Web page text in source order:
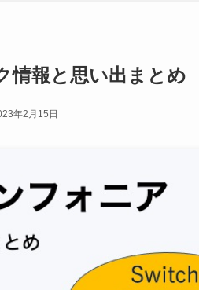
情報と思い出まとめ
年2月15日